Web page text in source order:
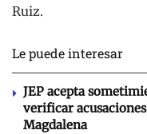
Ruiz.
Le puede interesar
JEP acepta
verificar
Magdalena